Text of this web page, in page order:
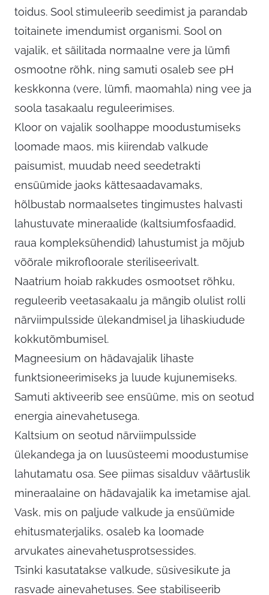
toidus. Sool stimuleerib seedimist ja parandab
toitainete imendumist organismi. Sool on
vajalik, et säilitada normaalne vere ja lümfi
osmootne rõhk, ning samuti osaleb see pH
keskkonna (vere, lümfi, maomahla) ning vee ja
soola tasakaalu reguleerimises.
Kloor on vajalik soolhappe moodustumiseks
loomade maos, mis kiirendab valkude
paisumist, muudab need seedetrakti
ensüümide jaoks kättesaadavamaks,
hõlbustab normaalsetes tingimustes halvasti
lahustuvate mineraalide (kaltsiumfosfaadid,
raua kompleksühendid) lahustumist ja mõjub
võõrale mikrofloorale steriliseerivalt.
Naatrium hoiab rakkudes osmootset rõhku,
reguleerib veetasakaalu ja mängib olulist rolli
närviimpulsside ülekandmisel ja lihaskiudude
kokkutõmbumisel.
Magneesium on hädavajalik lihaste
funktsioneerimiseks ja luude kujunemiseks.
Samuti aktiveerib see ensüüme, mis on seotud
energia ainevahetusega.
Kaltsium on seotud närviimpulsside
ülekandega ja on luusüsteemi moodustumise
lahutamatu osa. See piimas sisalduv väärtuslik
mineraalaine on hädavajalik ka imetamise ajal.
Vask, mis on paljude valkude ja ensüümide
ehitusmaterjaliks, osaleb ka loomade
arvukates ainevahetusprotsessides.
Tsinki kasutatakse valkude, süsivesikute ja
rasvade ainevahetuses. See stabiliseerib